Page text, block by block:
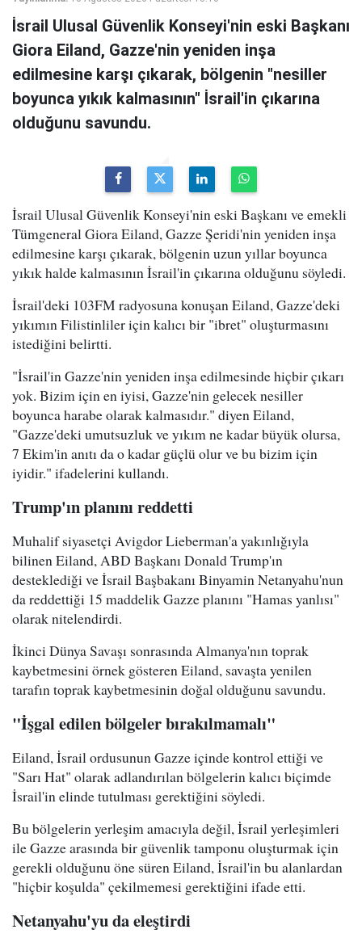
İsrail Ulusal Güvenlik Konseyi'nin eski Başkanı
Giora Eiland, Gazze'nin yeniden inşa
edilmesine karşı çıkarak, bölgenin "nesiller
boyunca yıkık kalmasının" İsrail'in çıkarına
olduğunu savundu.
İsrail Ulusal Güvenlik Konseyi'nin eski Başkanı ve emekli
Tümgeneral Giora Eiland, Gazze Şeridi'nin yeniden inşa
edilmesine karşı çıkarak, bölgenin uzun yıllar boyunca
yıkık halde kalmasının İsrail'in çıkarına olduğunu söyledi.
İsrail'deki 103FM radyosuna konuşan Eiland, Gazze'deki
yıkımın Filistinliler için kalıcı bir "ibret" oluşturmasını
istediğini belirtti.
"İsrail'in Gazze'nin yeniden inşa edilmesinde hiçbir çıkarı
yok. Bizim için en iyisi, Gazze'nin gelecek nesiller
boyunca harabe olarak kalmasıdır." diyen Eiland,
"Gazze'deki umutsuzluk ve yıkım ne kadar büyük olursa,
7 Ekim'in anıtı da o kadar güçlü olur ve bu bizim için
iyidir." ifadelerini kullandı.
Trump'ın planını reddetti
Muhalif siyasetçi Avigdor Lieberman'a yakınlığıyla
bilinen Eiland, ABD Başkanı Donald Trump'ın
desteklediği ve İsrail Başbakanı Binyamin Netanyahu'nun
da reddettiği 15 maddelik Gazze planını "Hamas yanlısı"
olarak nitelendirdi.
İkinci Dünya Savaşı sonrasında Almanya'nın toprak
kaybetmesini örnek gösteren Eiland, savaşta yenilen
tarafın toprak kaybetmesinin doğal olduğunu savundu.
"İşgal edilen bölgeler bırakılmamalı"
Eiland, İsrail ordusunun Gazze içinde kontrol ettiği ve
"Sarı Hat" olarak adlandırılan bölgelerin kalıcı biçimde
İsrail'in elinde tutulması gerektiğini söyledi.
Bu bölgelerin yerleşim amacıyla değil, İsrail yerleşimleri
ile Gazze arasında bir güvenlik tamponu oluşturmak için
gerekli olduğunu öne süren Eiland, İsrail'in bu alanlardan
"hiçbir koşulda" çekilmemesi gerektiğini ifade etti.
Netanyahu'yu da eleştirdi